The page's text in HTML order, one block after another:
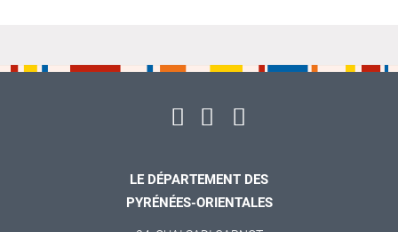
LE DÉPARTEMENT DES
PYRÉNÉES-ORIENTALES